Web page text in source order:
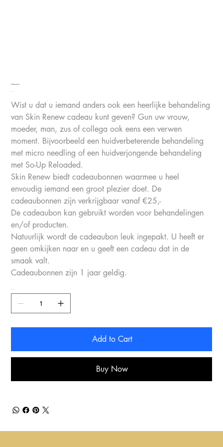
Cadeaubon
Wist u dat u iemand anders ook een heerlijke behandeling
van Skin Renew cadeau kunt geven? Gun uw vrouw,
moeder, man, zus of collega ook eens een verwen
moment. Bijvoorbeeld een huidverbeterende behandeling
met micro needling of een huidverjongende behandeling
met So-Up Reloaded.
Skin Renew biedt cadeaubonnen waarmee u heel
envoudig iemand een groot plezier doet. De
cadeaubonnen zijn verkrijgbaar vanaf €25,-
De cadeaubon kan gebruikt worden voor behandelingen
en/of producten.
Natuurlijk wordt de cadeaubon leuk ingepakt. U heeft er
geen omkijken naar en u geeft een cadeau dat in de
smaak valt.
Cadeaubonnen zijn 1 jaar geldig.
Add to Cart
Buy Now